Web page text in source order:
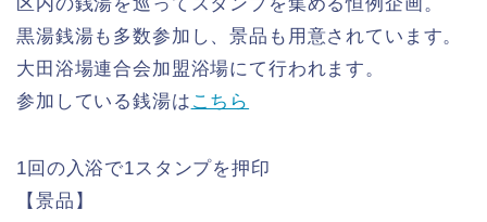
区内の銭湯を巡ってスタンプを集める恒例企画。
黒湯銭湯も多数参加し、景品も用意されています。
大田浴場連合会加盟浴場にて行われます。
参加している銭湯は こちら
1回の入浴で1スタンプを押印
【景品】